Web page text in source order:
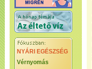
NYÁRI EGÉSZSÉG
Vérnyomás